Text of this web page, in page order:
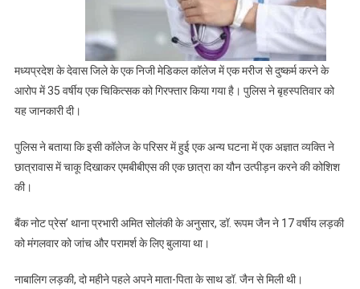
मध्यप्रदेश के देवास जिले के एक निजी मेडिकल कॉलेज में एक मरीज से दुष्कर्म करने के
आरोप में 35 वर्षीय एक चिकित्सक को गिरफ्तार किया गया है। पुलिस ने बृहस्पतिवार को
यह जानकारी दी।
पुलिस ने बताया कि इसी कॉलेज के परिसर में हुई एक अन्य घटना में एक अज्ञात व्यक्ति ने
छात्रावास में चाकू दिखाकर एमबीबीएस की एक छात्रा का यौन उत्पीड़न करने की कोशिश
की।
बैंक नोट प्रेस’ थाना प्रभारी अमित सोलंकी के अनुसार, डॉ. रूपम जैन ने 17 वर्षीय लड़की
को मंगलवार को जांच और परामर्श के लिए बुलाया था।
नाबालिग लड़की, दो महीने पहले अपने माता-पिता के साथ डॉ. जैन से मिली थी।